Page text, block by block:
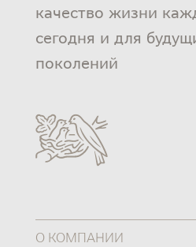
качество жизни
сегодня и для
поколений
О КОМПАНИИ